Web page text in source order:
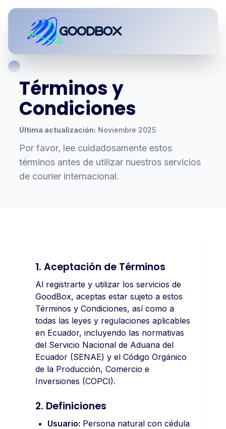
Términos y
Condiciones
Última actualización: Noviembre 2025
Por favor, lee cuidadosamente estos
términos antes de utilizar nuestros servicios
de courier internacional.
1. Aceptación de Términos
Al registrarte y utilizar los servicios de
GoodBox, aceptas estar sujeto a estos
Términos y Condiciones, así como a
todas las leyes y regulaciones aplicables
en Ecuador, incluyendo las normativas
del Servicio Nacional de Aduana del
Ecuador (SENAE) y el Código Orgánico
de la Producción, Comercio e
Inversiones (COPCI).
2. Definiciones
Usuario: Persona natural con cédula